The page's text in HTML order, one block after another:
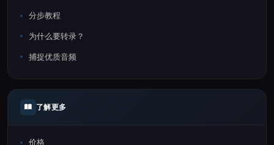
分步教程
为什么要转录？
捕捉优质音频
了解更多
价格